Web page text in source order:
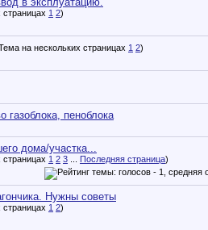
1 2)
1 2)
газоблока, пеноблока
дома/участка...
1 2 3 Последняя страница)
Нужны советы
1 2)